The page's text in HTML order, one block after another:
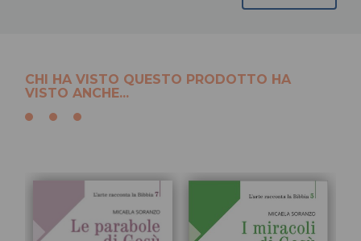
CHI HA VISTO QUESTO PRODOTTO HA
VISTO ANCHE...